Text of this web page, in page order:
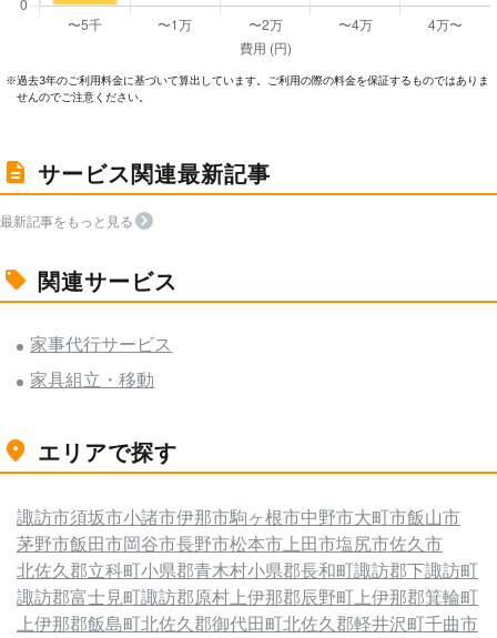
※過去3年のご利⽤料⾦に基づいて算出しています。ご利⽤の際の料⾦を保証するものではありま
せんのでご注意ください。
サービス関連最新記事
最新記事をもっと見る
関連サービス
家事代行サービス
家具組立・移動
エリアで探す
諏訪市須坂市小諸市伊那市駒ヶ根市中野市大町市飯山市
茅野市飯田市岡谷市長野市松本市上田市塩尻市佐久市
北佐久郡立科町小県郡青木村小県郡長和町諏訪郡下諏訪町
諏訪郡富士見町諏訪郡原村上伊那郡辰野町上伊那郡箕輪町
上伊那郡飯島町北佐久郡御代田町北佐久郡軽井沢町千曲市